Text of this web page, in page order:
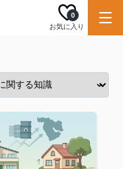
お気に入り
0